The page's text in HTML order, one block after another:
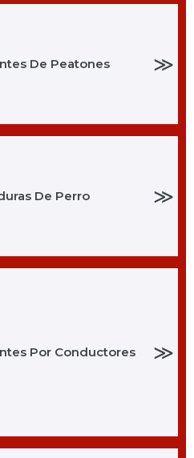
De Peatones ≫
De Perro ≫
Por Conductores ≫